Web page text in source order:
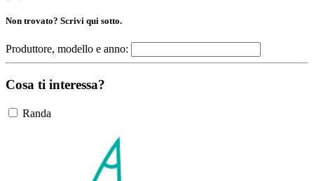
Non trovato? Scrivi qui sotto.
Produttore, modello e anno:
Cosa ti interessa?
Randa